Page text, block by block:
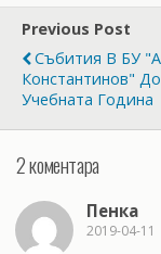
Previous Post
Събития В БУ
Константинов"
Учебната Година
2 коментара
Пенка
2019-04-11